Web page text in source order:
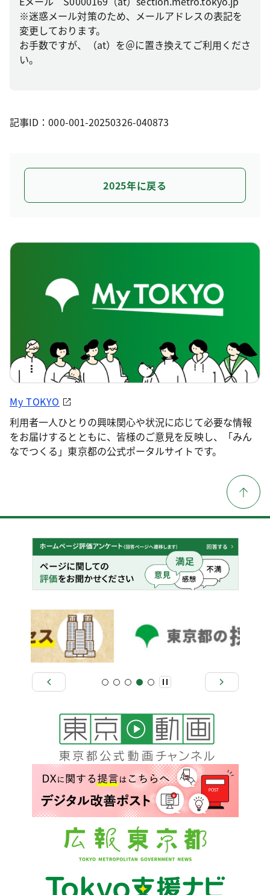
※迷惑メール対策のため、メールアドレスの表記を
変更しております。
お手数ですが、（at）を＠に置き換えてご利用くださ
い。
記事ID：000-001-20250326-040873
2025年に戻る
My TOKYO
利用者一人ひとりの興味関心や状況に応じて必要な情報
をお届けするとともに、皆様のご意見を反映し、「みん
なでつくる」東京都の公式ポータルサイトです。